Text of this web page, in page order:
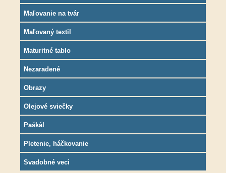
Maľovanie na tvár
Maľovaný textil
Maturitné tablo
Nezaradené
Obrazy
Olejové sviečky
Paškál
Pletenie, háčkovanie
Svadobné veci